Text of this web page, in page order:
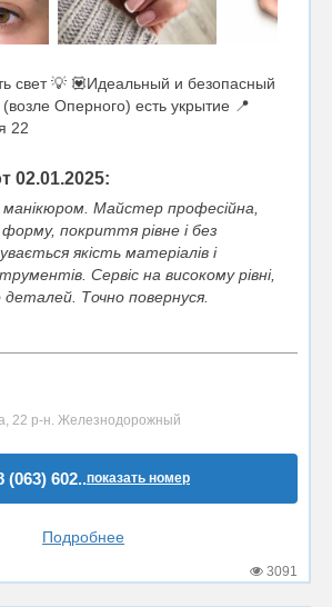
свет 💡 💟Идеальный и безопасный
Оперного) есть укрытие 📍
22
02.01.2025:
Майстер професійна,
форму, покриття рівне і без
якість матеріалів і
Сервіс на високому рівні,
Точно повернуся.
22 р-н. Железнодорожный
(063) 602..показать номер
Подробнее
3091